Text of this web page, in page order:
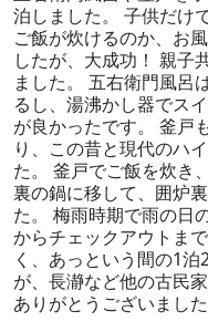
泊しました。 子供だけ
ご飯が炊けるのか、お
したが、大成功！ 親子
ました。 五右衛門風呂
るし、湯沸かし器でス
が良かったです。 釜戸
り、この昔と現代のハ
た。 釜戸でご飯を炊き
裏の鍋に移して、囲炉
た。 梅雨時期で雨の日
からチェックアウトま
く、あっという間の1
が、長瀞など他の古民
ありがとうございました